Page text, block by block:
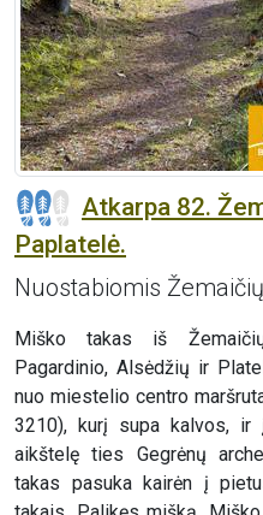
Atkarpa 82.
Paplatelė.
Nuostabiomis
Miško takas iš
Pagardinio, Alsėdžių ir
nuo miestelio centro
3210), kurį supa kalvos, ir
aikštelę ties Gegrėnų
takas pasuka kairėn į